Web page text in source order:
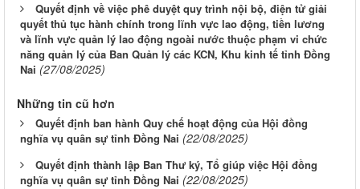
Quyết định về việc phê duyệt quy trình nội bộ, điện tử giải
quyết thủ tục hành chính trong lĩnh vực lao động, tiền lương
và lĩnh vực quản lý lao động ngoài nước thuộc phạm vi chức
năng quản lý của Ban Quản lý các KCN, Khu kinh tế tỉnh Đồng
Nai (27/08/2025)
Những tin cũ hơn
Quyết định ban hành Quy chế hoạt động của Hội đồng
nghĩa vụ quân sự tỉnh Đồng Nai (22/08/2025)
Quyết định thành lập Ban Thư ký, Tổ giúp việc Hội đồng
nghĩa vụ quân sự tỉnh Đồng Nai (22/08/2025)